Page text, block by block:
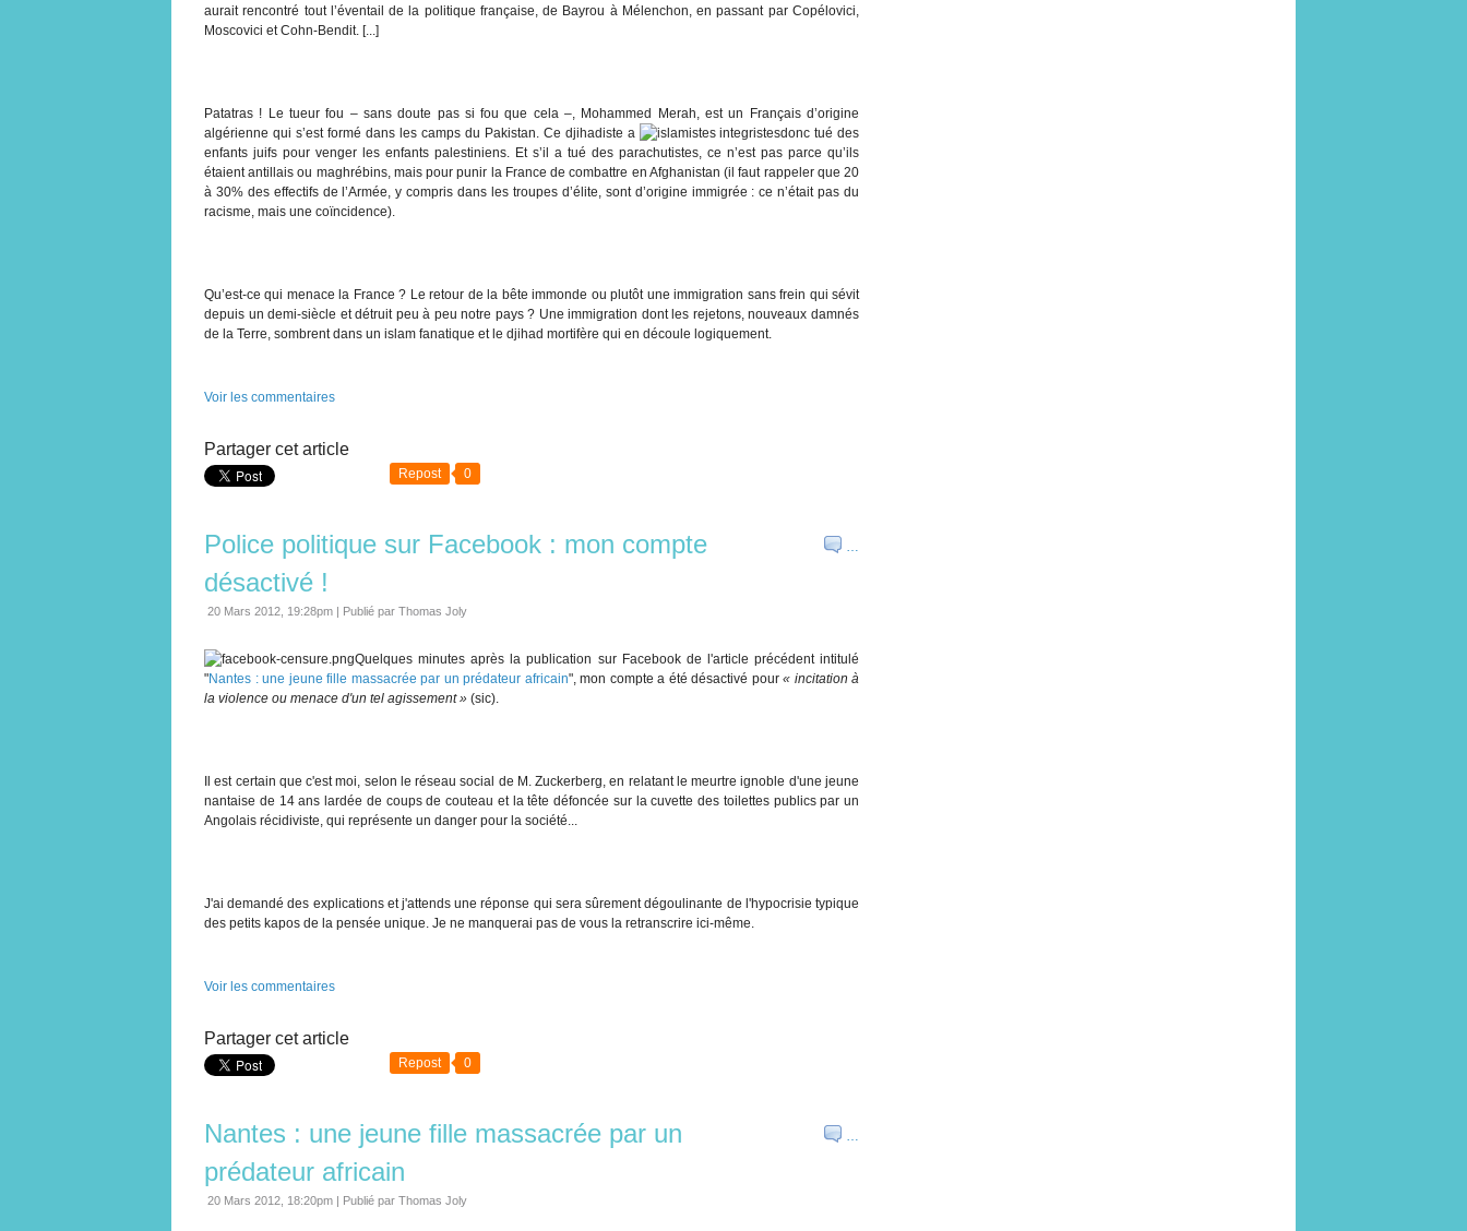
aurait rencontré tout l’éventail de la politique française, de Bayrou à Mélenchon, en passant par Copélovici,
Moscovici et Cohn-Bendit. [...]
Patatras ! Le tueur fou – sans doute pas si fou que cela –, Mohammed Merah, est un Français d’origine
algérienne qui s’est formé dans les camps du Pakistan. Ce djihadiste a
donc tué des
enfants juifs pour venger les enfants palestiniens. Et s’il a tué des parachutistes, ce n’est pas parce qu’ils
étaient antillais ou maghrébins, mais pour punir la France de combattre en Afghanistan (il faut rappeler que 20
à 30% des effectifs de l’Armée, y compris dans les troupes d’élite, sont d’origine immigrée : ce n’était pas du
racisme, mais une coïncidence).
Qu’est-ce qui menace la France ? Le retour de la bête immonde ou plutôt une immigration sans frein qui sévit
depuis un demi-siècle et détruit peu à peu notre pays ? Une immigration dont les rejetons, nouveaux damnés
de la Terre, sombrent dans un islam fanatique et le djihad mortifère qui en découle logiquement.
Voir les commentaires
Partager cet article
Repost 0
…
Police politique sur Facebook : mon compte
désactivé !
20 Mars 2012, 19:28pm | Publié par Thomas Joly
Quelques minutes après la publication sur Facebook de l'article précédent intitulé
"Nantes : une jeune fille massacrée par un prédateur africain", mon compte a été désactivé pour « incitation à
la violence ou menace d'un tel agissement » (sic).
Il est certain que c'est moi, selon le réseau social de M. Zuckerberg, en relatant le meurtre ignoble d'une jeune
nantaise de 14 ans lardée de coups de couteau et la tête défoncée sur la cuvette des toilettes publics par un
Angolais récidiviste, qui représente un danger pour la société...
J'ai demandé des explications et j'attends une réponse qui sera sûrement dégoulinante de l'hypocrisie typique
des petits kapos de la pensée unique. Je ne manquerai pas de vous la retranscrire ici-même.
Voir les commentaires
Partager cet article
Repost 0
…
Nantes : une jeune fille massacrée par un
prédateur africain
20 Mars 2012, 18:20pm | Publié par Thomas Joly